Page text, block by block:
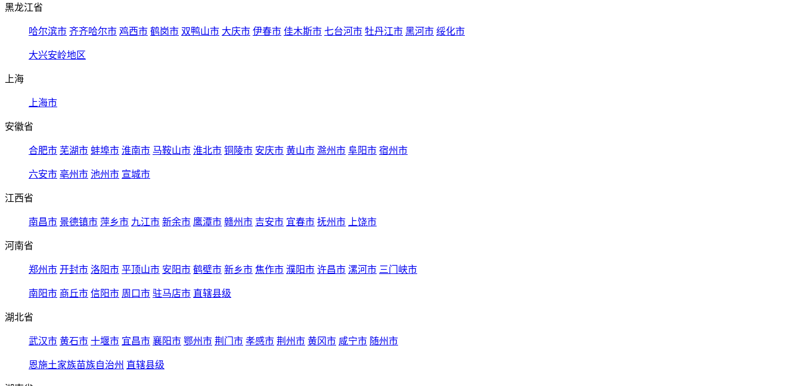
黑龙江省
哈尔滨市 齐齐哈尔市 鸡西市 鹤岗市 双鸭山市 大庆市 伊春市 佳木斯市 七台河市 牡丹江市 黑河市 绥化市
大兴安岭地区
上海
上海市
安徽省
合肥市 芜湖市 蚌埠市 淮南市 马鞍山市 淮北市 铜陵市 安庆市 黄山市 滁州市 阜阳市 宿州市
六安市 亳州市 池州市 宣城市
江西省
南昌市 景德镇市 萍乡市 九江市 新余市 鹰潭市 赣州市 吉安市 宜春市 抚州市 上饶市
河南省
郑州市 开封市 洛阳市 平顶山市 安阳市 鹤壁市 新乡市 焦作市 濮阳市 许昌市 漯河市 三门峡市
南阳市 商丘市 信阳市 周口市 驻马店市 直辖县级
湖北省
武汉市 黄石市 十堰市 宜昌市 襄阳市 鄂州市 荆门市 孝感市 荆州市 黄冈市 咸宁市 随州市
恩施土家族苗族自治州 直辖县级